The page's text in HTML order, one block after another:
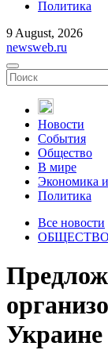
Политика
9 August, 2026
newsweb.ru
Новости
События
Общество
В мире
Экономика
Политика
Все новости
ОБЩЕСТВО